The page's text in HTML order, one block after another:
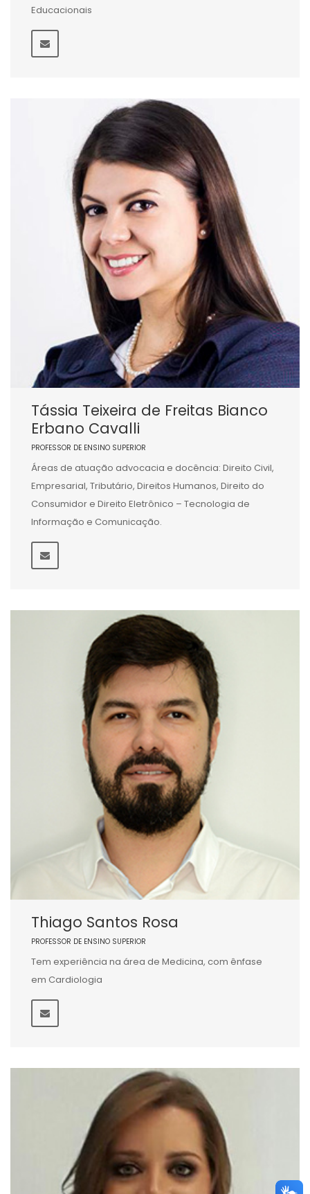
Educacionais
Tássia Teixeira de Freitas Bianco
Erbano Cavalli
PROFESSOR DE ENSINO SUPERIOR
Áreas de atuação advocacia e docência: Direito Civil,
Empresarial, Tributário, Direitos Humanos, Direito do
Consumidor e Direito Eletrônico – Tecnologia de
Informação e Comunicação.
Thiago Santos Rosa
PROFESSOR DE ENSINO SUPERIOR
Tem experiência na área de Medicina, com ênfase
em Cardiologia